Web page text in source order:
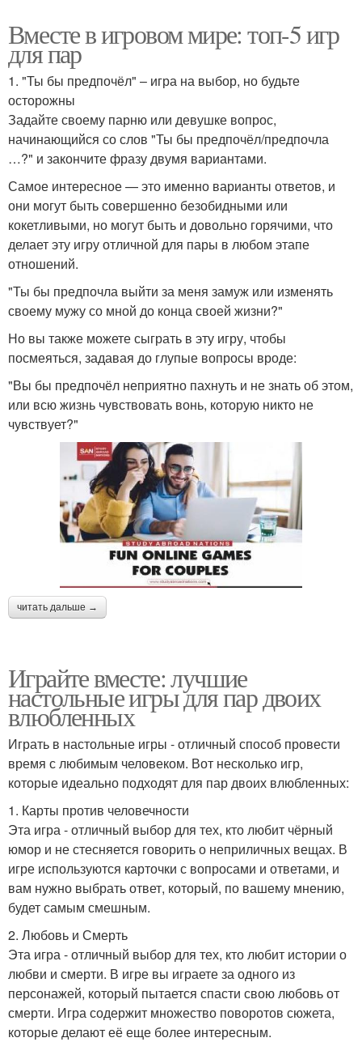
Вместе в игровом мире: топ-5 игр
для пар
1. "Ты бы предпочёл" – игра на выбор, но будьте
осторожны
Задайте своему парню или девушке вопрос,
начинающийся со слов "Ты бы предпочёл/предпочла
…?" и закончите фразу двумя вариантами.
Самое интересное — это именно варианты ответов, и
они могут быть совершенно безобидными или
кокетливыми, но могут быть и довольно горячими, что
делает эту игру отличной для пары в любом этапе
отношений.
"Ты бы предпочла выйти за меня замуж или изменять
своему мужу со мной до конца своей жизни?"
Но вы также можете сыграть в эту игру, чтобы
посмеяться, задавая до глупые вопросы вроде:
"Вы бы предпочёл неприятно пахнуть и не знать об этом,
или всю жизнь чувствовать вонь, которую никто не
чувствует?"
читать дальше →
Играйте вместе: лучшие
настольные игры для пар двоих
влюбленных
Играть в настольные игры - отличный способ провести
время с любимым человеком. Вот несколько игр,
которые идеально подходят для пар двоих влюбленных:
1. Карты против человечности
Эта игра - отличный выбор для тех, кто любит чёрный
юмор и не стесняется говорить о неприличных вещах. В
игре используются карточки с вопросами и ответами, и
вам нужно выбрать ответ, который, по вашему мнению,
будет самым смешным.
2. Любовь и Смерть
Эта игра - отличный выбор для тех, кто любит истории о
любви и смерти. В игре вы играете за одного из
персонажей, который пытается спасти свою любовь от
смерти. Игра содержит множество поворотов сюжета,
которые делают её еще более интересным.